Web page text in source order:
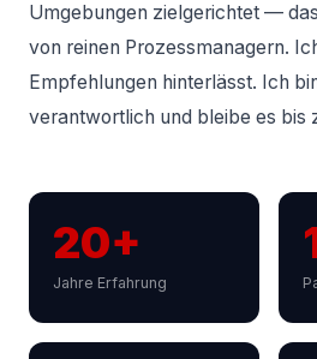
Umgebungen zielgerichtet —
von reinen Prozessmanagern.
Empfehlungen hinterlässt. Ich
verantwortlich und bleibe es bis
20+
Jahre Erfahrung